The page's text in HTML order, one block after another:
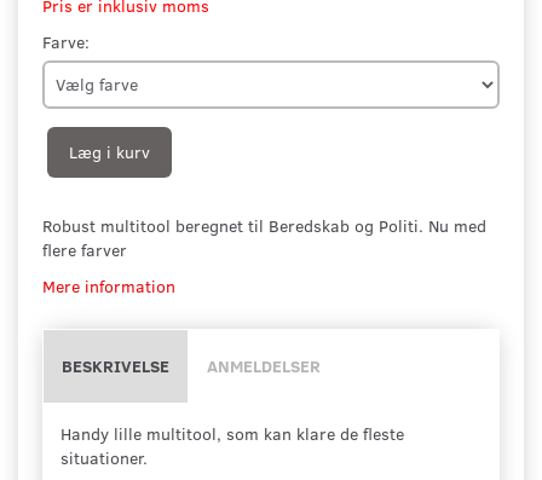
Pris er inklusiv moms
Farve:
Læg i kurv
Robust multitool beregnet til Beredskab og Politi. Nu med
flere farver
Mere information
BESKRIVELSE ANMELDELSER
Handy lille multitool, som kan klare de fleste
situationer.